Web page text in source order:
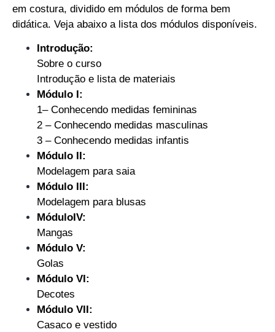
em costura, dividido em módulos de forma bem
didática. Veja abaixo a lista dos módulos disponíveis.
Introdução:
Sobre o curso
Introdução e lista de materiais
Módulo I:
1– Conhecendo medidas femininas
2 – Conhecendo medidas masculinas
3 – Conhecendo medidas infantis
Módulo II:
Modelagem para saia
Módulo III:
Modelagem para blusas
MóduloIV:
Mangas
Módulo V:
Golas
Módulo VI:
Decotes
Módulo VII:
Casaco e vestido